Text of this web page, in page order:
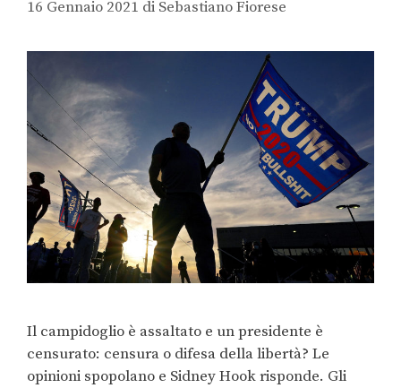
16 Gennaio 2021 di Sebastiano Fiorese
Il campidoglio è assaltato e un presidente è
censurato: censura o difesa della libertà? Le
opinioni spopolano e Sidney Hook risponde. Gli